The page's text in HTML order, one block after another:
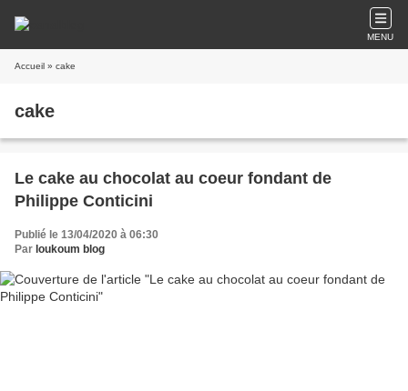
MENU
Accueil » cake
cake
Le cake au chocolat au coeur fondant de
Philippe Conticini
Publié le 13/04/2020 à 06:30
Par loukoum blog